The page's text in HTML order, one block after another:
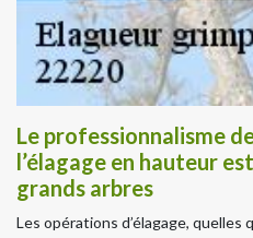
Le professionnalisme
l’élagage en hauteur
grands arbres
Les opérations d’élagage, quelles